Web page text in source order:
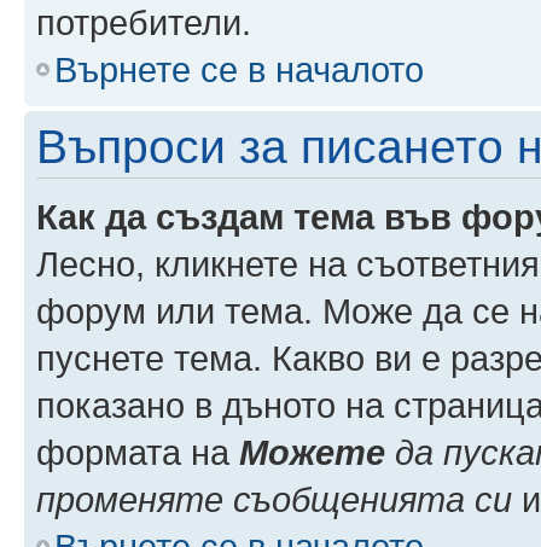
потребители.
Върнете се в началото
Въпроси за писането
Как да създам тема във
Лесно, кликнете на
форум или тема. Може да се
пуснете тема. Какво ви е
показано в дъното на
формата на Можете да
променяте съобщенията си